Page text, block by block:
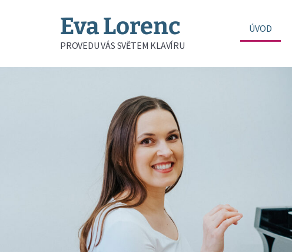
Eva Lorenc
PROVEDU VÁS SVĚTEM KLAVÍRU
ÚVOD